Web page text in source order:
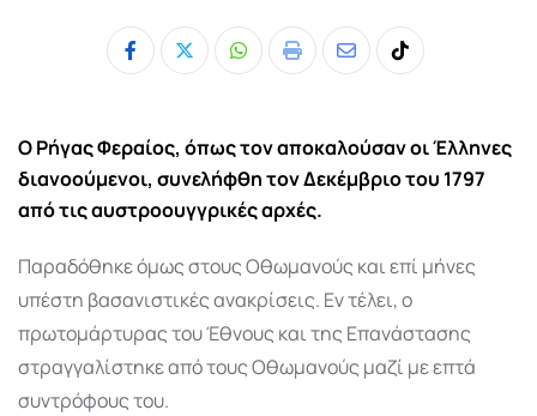
Whatsapp
Print
Share
Email
Tiktok
ΟΡήγας Φεραίος, όπως τον αποκαλούσαν οι Έλληνες
διανοούμενοι, συνελήφθη τον Δεκέμβριο του 1797
από τις αυστροουγγρικές αρχές.
Παραδόθηκε όμως στους Οθωμανούς και επί μήνες
υπέστη βασανιστικές ανακρίσεις. Εν τέλει, ο
πρωτομάρτυρας του Έθνους και της Επανάστασης
στραγγαλίστηκε από τους Οθωμανούς μαζί με επτά
συντρόφους του.